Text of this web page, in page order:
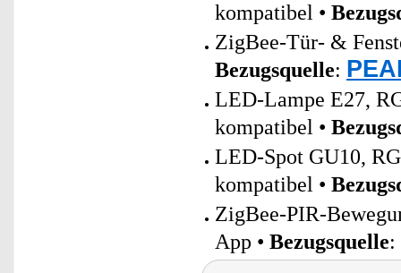
kompatibel •
ZigBee-Tür- &
Bezugsquelle:
LED-Lampe E27,
kompatibel •
LED-Spot GU10,
kompatibel •
ZigBee-PIR-
App • Bezugsquelle: